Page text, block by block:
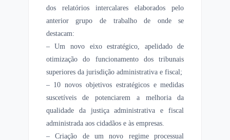
dos relatórios intercalares elaborados pelo
anterior grupo de trabalho de onde se
destacam:
– Um novo eixo estratégico, apelidado de
otimização do funcionamento dos tribunais
superiores da jurisdição administrativa e fiscal;
– 10 novos objetivos estratégicos e medidas
suscetíveis de potenciarem a melhoria da
qualidade da justiça administrativa e fiscal
administrada aos cidadãos e às empresas.
– Criação de um novo regime processual